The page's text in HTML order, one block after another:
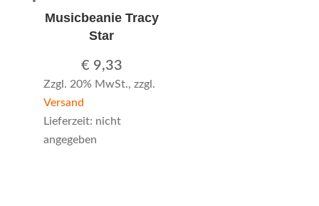
Musicbeanie Tracy
Star
€ 9,33
Zzgl. 20% MwSt., zzgl.
Versand
Lieferzeit: nicht
angegeben